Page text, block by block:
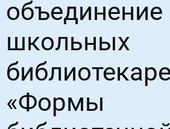
объединение
школьных
«Формы